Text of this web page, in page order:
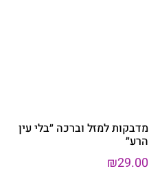
מדבקות למזל וברכה ״בלי עין
הרע״
₪29.00